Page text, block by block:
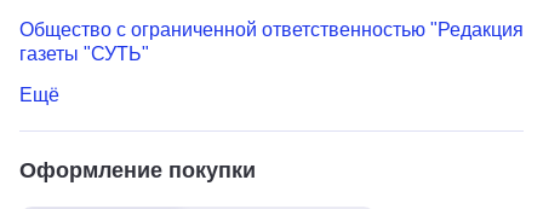
Общество с ограниченной ответственностью "Редакция
газеты "СУТЬ"
Ещё
Оформление покупки